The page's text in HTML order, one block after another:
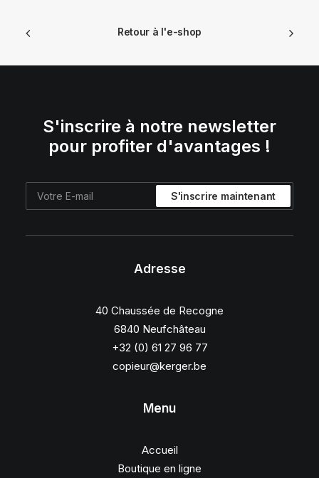
Retour à l'e-shop
S'inscrire à notre newsletter
pour profiter d'avantages !
Adresse
40 Chaussée de Recogne
6840 Neufchâteau
+32 (0) 61 27 96 77
copieur@kerger.be
Menu
Accueil
Boutique en ligne